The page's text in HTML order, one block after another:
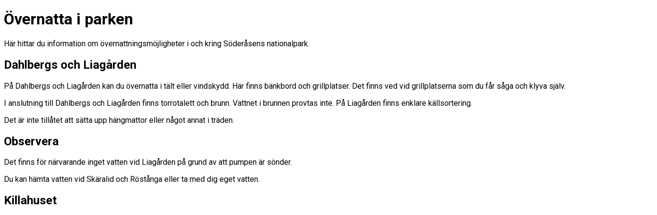
Övernatta i parken
Här hittar du information om övernattningsmöjligheter i och kring Söderåsens nationalpark.
Dahlbergs och Liagården
På Dahlbergs och Liagården kan du övernatta i tält eller vindskydd. Här finns bänkbord och grillplatser. Det finns ved vid grillplatserna som du får såga och klyva själv.
I anslutning till Dahlbergs och Liagården finns torrotalett och brunn. Vattnet i brunnen provtas inte. På Liagården finns enklare källsortering.
Det är inte tillåtet att sätta upp hängmattor eller något annat i träden.
Observera
Det finns för närvarande inget vatten vid Liagården på grund av att pumpen är sönder.
Du kan hämta vatten vid Skäralid och Röstånga eller ta med dig eget vatten.
Killahuset